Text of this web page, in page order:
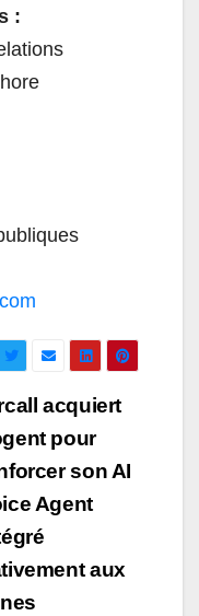
:
acquiert
pour
son AI
Agent
aux